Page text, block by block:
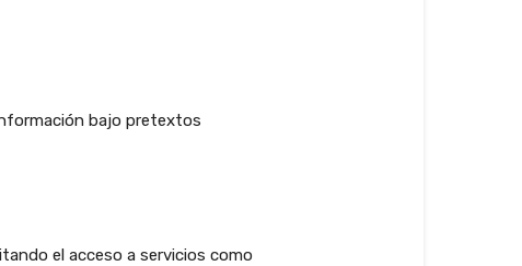
bajo pretextos
el acceso a servicios como